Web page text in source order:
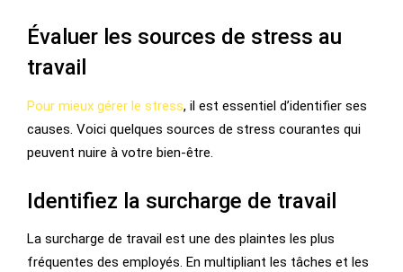
Évaluer les sources de stress au
travail
Pour mieux gérer le stress, il est essentiel d’identifier ses
causes. Voici quelques sources de stress courantes qui
peuvent nuire à votre bien-être.
Identifiez la surcharge de travail
La surcharge de travail est une des plaintes les plus
fréquentes des employés. En multipliant les tâches et les